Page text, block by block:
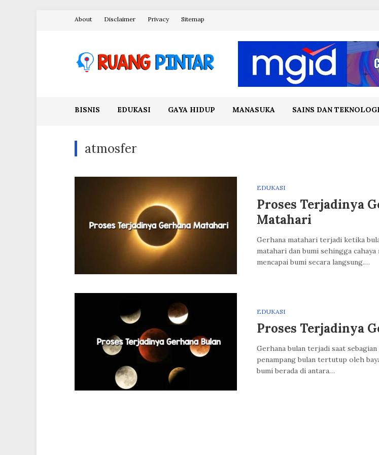
About Disclaimer Privacy Sitemap
BISNIS EDUKASI GAYA HIDUP MANASUKA SAINS DAN TEKNOLOGI
atmosfer
EDUKASI
Proses Terjadinya
Matahari
Gerhana matahari terjadi ketika
matahari dan bumi sehingga
mencapai bumi secara langsung.…
EDUKASI
Proses Terjadinya
Gerhana bulan terjadi saat
penampang bulan tertutup oleh
bumi berada di antara…